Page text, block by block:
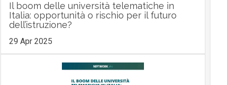
Il boom delle università telematiche in
Italia: opportunità o rischio per il futuro
dell’istruzione?
29 Apr 2025